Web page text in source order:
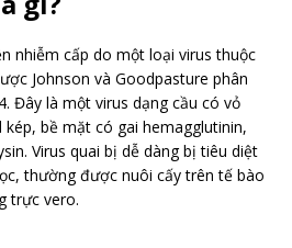
nhiễm cấp do một loại virus thuộc
Johnson và Goodpasture phân
Đây là một virus dạng cầu có vỏ
bề mặt có gai hemagglutinin,
Virus quai bị dễ dàng bị tiêu diệt
thường được nuôi cấy trên tế bào
trực vero.